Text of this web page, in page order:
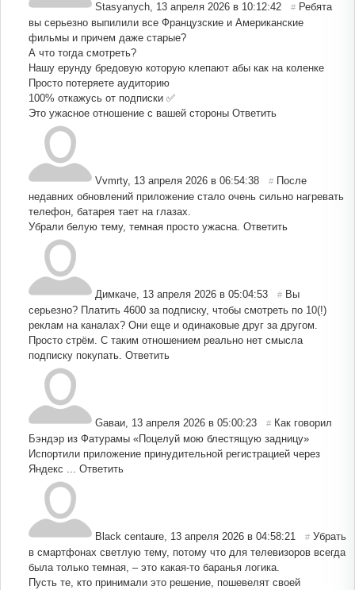
Stasyanych, 13 апреля 2026 в 10:12:42 # Ребята
вы серьезно выпилили все Французские и Американские
фильмы и причем даже старые?
А что тогда смотреть?
Нашу ерунду бредовую которую клепают абы как на коленке
Просто потеряете аудиторию
100% откажусь от подписки ✅
Это ужасное отношение с вашей стороны Ответить
Vvmrty, 13 апреля 2026 в 06:54:38 # После
недавних обновлений приложение стало очень сильно нагревать
телефон, батарея тает на глазах.
Убрали белую тему, темная просто ужасна. Ответить
Димкаче, 13 апреля 2026 в 05:04:53 # Вы
серьезно? Платить 4600 за подписку, чтобы смотреть по 10(!)
реклам на каналах? Они еще и одинаковые друг за другом.
Просто стрём. С таким отношением реально нет смысла
подписку покупать. Ответить
Gаваи, 13 апреля 2026 в 05:00:23 # Как говорил
Бэндэр из Фатурамы «Поцелуй мою блестящую задницу»
Испортили приложение принудительной регистрацией через
Яндекс ... Ответить
Black centaure, 13 апреля 2026 в 04:58:21 # Убрать
в смартфонах светлую тему, потому что для телевизоров всегда
была только темная, – это какая-то баранья логика.
Пусть те, кто принимали это решение, пошевелят своей